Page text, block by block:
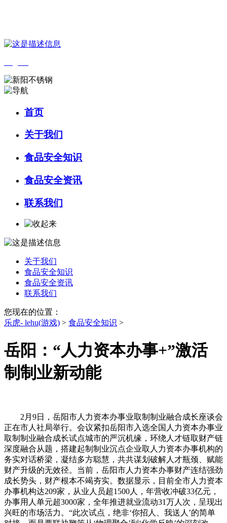
首页
关于我们
食品安全知识
食品安全资讯
联系我们
关于我们
食品安全知识
食品安全资讯
联系我们
您现在的位置：
乐虎- lehu(游戏) > 食品安全知识 >
岳阳：“人力资本办事+”激活
制制业新动能
2月9日，岳阳市人力资本办事业取制制业融合成长座谈会
正在市人社局举行。会议紧扣岳阳市入选全国人力资本办事业
取制制业融合成长试点城市的严沉机缘，环绕人才链取财产链
深度融合从题，搭建起制制业沉点企业取人力资本办事机构的
务实对话桥梁，凝结多方聪慧，共共谋划破解人才瓶颈、赋能
财产升级的无效径。当前，岳阳市人力资本办事财产连结强劲
成长势头，财产根本不竭夯实。数据显示，目前全市人力资本
办事机构达209家，从业人员超1500人，年营收冲破33亿元，
办事用人单元超3000家，全年推进就业流动31万人次，呈现出
兴旺的市场活力。“此次试点，绝非‘你招人、我送人’的简单